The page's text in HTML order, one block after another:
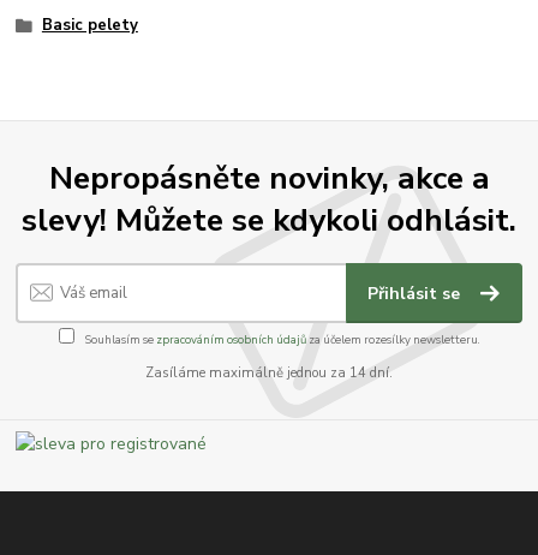
Basic pelety
Nepropásněte novinky, akce a
slevy! Můžete se kdykoli odhlásit.
Přihlásit se
Souhlasím se zpracováním osobních údajůza účelem rozesílky newsletteru.
Zasíláme maximálně jednou za 14 dní.